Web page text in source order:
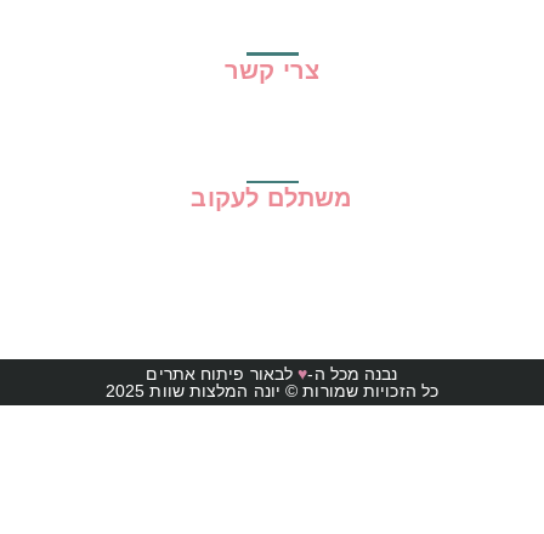
צרי קשר
משתלם לעקוב
נבנה מכל ה-♥לבאור פיתוח אתרים
כל הזכויות שמורות © יונה המלצות שוות 2025